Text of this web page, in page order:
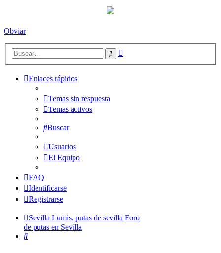
Obviar
Buscar
Enlaces rápidos
Temas sin respuesta
Temas activos
Buscar
Usuarios
El Equipo
FAQ
Identificarse
Registrarse
Sevilla Lumis, putas de sevilla Foro
de putas en Sevilla
Buscar